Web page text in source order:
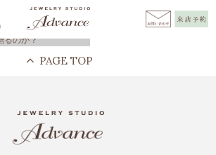
エリー>なぜ婚約指輪を贈るのか？ >結婚レシピ
るのか？